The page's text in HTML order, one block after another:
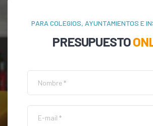
PARA COLEGIOS, AYUNTAMIENTOS E
PRESUPUESTO